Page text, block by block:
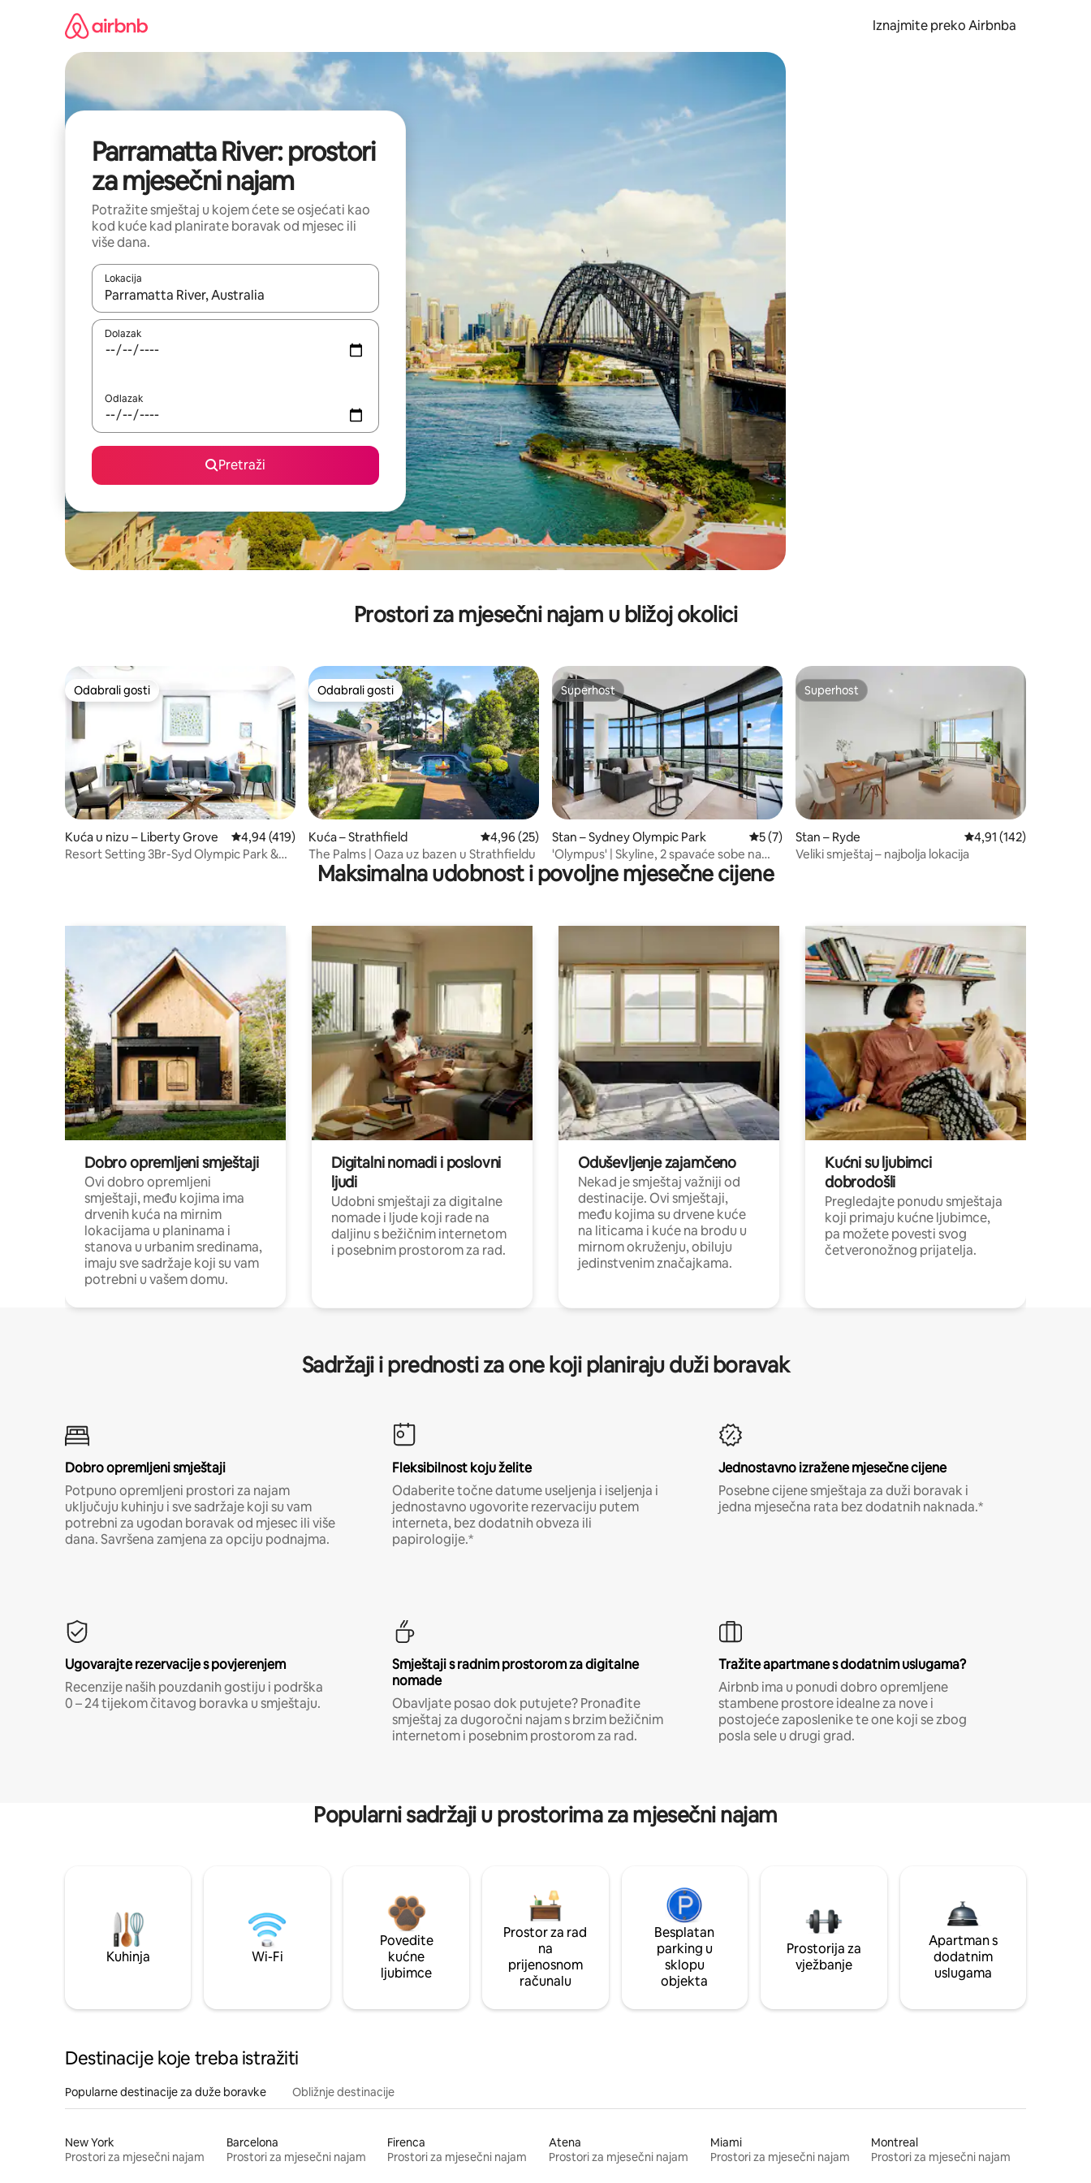
Iznajmite preko Airbnba
Parramatta River: prostori
za mjesečni najam
Potražite smještaj u kojem ćete se osjećati kao
kod kuće kad planirate boravak od mjesec ili
više dana.
Lokacija
Kada budu dostupni rezultati, moći ćete ih pregledati koristeći se strelicama prema gore i prema dolje, kao i dodirom ili prelaskom prstom po zaslonu.
Dolazak
Odlazak
Pretraži
Prostori za mjesečni najam u bližoj okolici
Odabrali gosti
Odabrali gosti
Kuća u nizu – Liberty Grove Prosječna ocjena: 4,94/5, recenzija: 419
4,94 (419)
Resort Setting 3Br-Syd Olympic Park &
Odabrali gosti
Odabrali gosti
Kuća – Strathfield Prosječna ocjena: 4,96/5, recenzija: 25
4,96 (25)
The Palms | Oaza uz bazen u Strathfieldu
Superhost
Superhost
Stan – Sydney Olympic Park Prosječna ocjena: 5/5, recenzija: 7
5 (7)
'Olympus' | Skyline, 2 spavaće sobe na
najvišem katu i besplatan parking
Superhost
Superhost
Stan – Ryde Prosječna ocjena:
4,91 (142)
Veliki smještaj – najbolja lokacija
Maksimalna udobnost i povoljne mjesečne cijene
Dobro opremljeni smještaji
Ovi dobro opremljeni
smještaji, među kojima ima
drvenih kuća na mirnim
lokacijama u planinama i
stanova u urbanim sredinama,
imaju sve sadržaje koji su vam
potrebni u vašem domu.
Digitalni nomadi i poslovni
ljudi
Udobni smještaji za digitalne
nomade i ljude koji rade na
daljinu s bežičnim internetom
i posebnim prostorom za rad.
Oduševljenje zajamčeno
Nekad je smještaj važniji od
destinacije. Ovi smještaji,
među kojima su drvene kuće
na liticama i kuće na brodu u
mirnom okruženju, obiluju
jedinstvenim značajkama.
Kućni su ljubimci
dobrodošli
Pregledajte ponudu smještaja
koji primaju kućne ljubimce,
pa možete povesti svog
četveronožnog prijatelja.
Sadržaji i prednosti za one koji planiraju duži boravak
Dobro opremljeni smještaji
Potpuno opremljeni prostori za najam
uključuju kuhinju i sve sadržaje koji su vam
potrebni za ugodan boravak od mjesec ili više
dana. Savršena zamjena za opciju podnajma.
Fleksibilnost koju želite
Odaberite točne datume useljenja i iseljenja i
jednostavno ugovorite rezervaciju putem
interneta, bez dodatnih obveza ili
papirologije.*
Jednostavno izražene mjesečne cijene
Posebne cijene smještaja za duži boravak i
jedna mjesečna rata bez dodatnih naknada.*
Ugovarajte rezervacije s povjerenjem
Recenzije naših pouzdanih gostiju i podrška
0 – 24 tijekom čitavog boravka u smještaju.
Smještaji s radnim prostorom za digitalne
nomade
Obavljate posao dok putujete? Pronađite
smještaj za dugoročni najam s brzim bežičnim
internetom i posebnim prostorom za rad.
Tražite apartmane s dodatnim uslugama?
Airbnb ima u ponudi dobro opremljene
stambene prostore idealne za nove i
postojeće zaposlenike te one koji se zbog
posla sele u drugi grad.
Popularni sadržaji u prostorima za mjesečni najam
Kuhinja Wi-Fi
Povedite
kućne
ljubimce
Prostor za rad
na
prijenosnom
računalu
Besplatan
parking u
sklopu
objekta
Prostorija za
vježbanje
Apartman s
dodatnim
uslugama
Destinacije koje treba istražiti
Popularne destinacije za duže boravke Obližnje destinacije
New York
Prostori za mjesečni najam
Barcelona
Prostori za mjesečni najam
Firenca
Prostori za mjesečni najam
Atena
Prostori za mjesečni najam
Miami
Prostori za mjesečni najam
Montreal
Prostori za mjesečni najam